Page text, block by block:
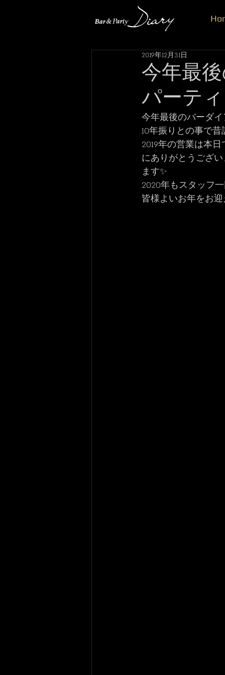
今年最
パーテ
2019年12月31日
今年最後のバーダ
10年振りとの事で
2019年の営業は本
にありがとうござ
ます✨
2020年もスタッフ
皆様よいお年をお